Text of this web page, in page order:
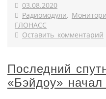
03.08.2020
Радиомодули,
ГЛОНАСС
Оставить комментарий
Последний
«Бэйдоу» начал